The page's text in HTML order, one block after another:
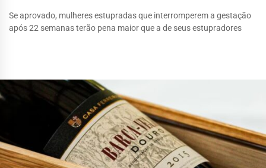
Se aprovado, mulheres estupradas que interromperem a gestação
após 22 semanas terão pena maior que a de seus estupradores